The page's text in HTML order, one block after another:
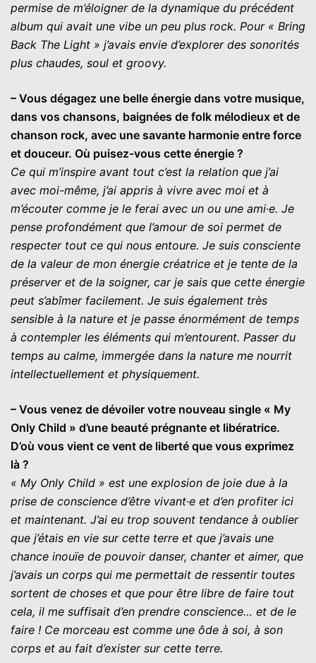
permise de m’éloigner de la dynamique du précédent
album qui avait une vibe un peu plus rock. Pour « Bring
Back The Light » j’avais envie d’explorer des sonorités
plus chaudes, soul et groovy.
– Vous dégagez une belle énergie dans votre musique,
dans vos chansons, baignées de folk mélodieux et de
chanson rock, avec une savante harmonie entre force
et douceur. Où puisez-vous cette énergie ?
Ce qui m’inspire avant tout c’est la relation que j’ai
avec moi-même, j’ai appris à vivre avec moi et à
m’écouter comme je le ferai avec un ou une ami·e. Je
pense profondément que l’amour de soi permet de
respecter tout ce qui nous entoure. Je suis consciente
de la valeur de mon énergie créatrice et je tente de la
préserver et de la soigner, car je sais que cette énergie
peut s’abîmer facilement. Je suis également très
sensible à la nature et je passe énormément de temps
à contempler les éléments qui m’entourent. Passer du
temps au calme, immergée dans la nature me nourrit
intellectuellement et physiquement.
– Vous venez de dévoiler votre nouveau single « My
Only Child » d’une beauté prégnante et libératrice.
D’où vous vient ce vent de liberté que vous exprimez
là ?
« My Only Child » est une explosion de joie due à la
prise de conscience d’être vivant·e et d’en profiter ici
et maintenant. J’ai eu trop souvent tendance à oublier
que j’étais en vie sur cette terre et que j’avais une
chance inouïe de pouvoir danser, chanter et aimer, que
j’avais un corps qui me permettait de ressentir toutes
sortent de choses et que pour être libre de faire tout
cela, il me suffisait d’en prendre conscience… et de le
faire ! Ce morceau est comme une ôde à soi, à son
corps et au fait d’exister sur cette terre.